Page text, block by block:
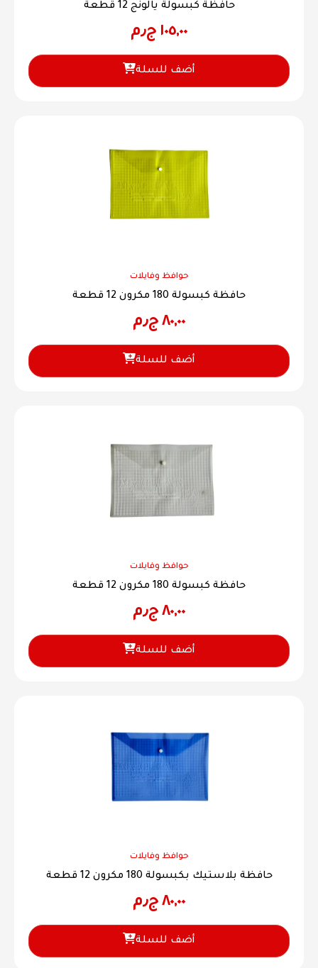
حافظة كبسولة يالونج 12 قطعة
١٠٥,٠٠ ج٫م
أضف للسلة
حوافظ وفايلات
حافظة كبسولة 180 مكرون 12 قطعة
٨٠,٠٠ ج٫م
أضف للسلة
حوافظ وفايلات
حافظة كبسولة 180 مكرون 12 قطعة
٨٠,٠٠ ج٫م
أضف للسلة
حوافظ وفايلات
حافظة بلاستيك بكبسولة 180 مكرون 12 قطعة
٨٠,٠٠ ج٫م
أضف للسلة